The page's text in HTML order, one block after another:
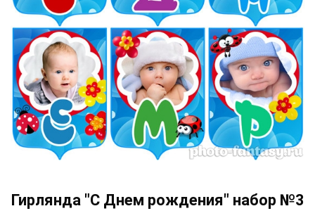
Гирлянда "С Днем рождения" набор №3